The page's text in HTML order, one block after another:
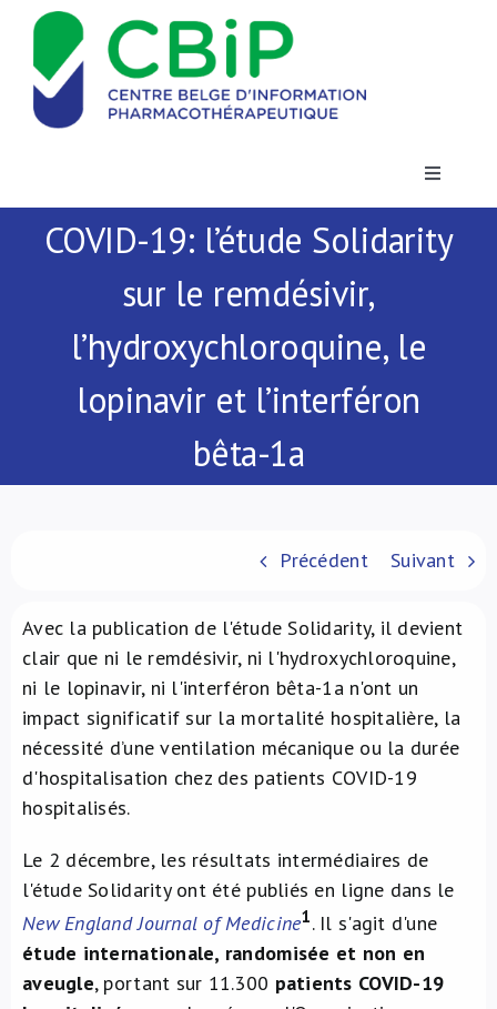
Passer
contenu
Toggle
Actualités
COVID-19: l’étude Solidarity
sur le remdésivir,
l’hydroxychloroquine, le
lopinavir et l’interféron
bêta-1a
Précédent Suivant
Avec la publication de l'étude Solidarity, il devient
clair que ni le remdésivir, ni l'hydroxychloroquine,
ni le lopinavir, ni l'interféron bêta-1a n'ont un
impact significatif sur la mortalité hospitalière, la
nécessité d’une ventilation mécanique ou la durée
d'hospitalisation chez des patients COVID-19
hospitalisés.
Le 2 décembre, les résultats intermédiaires de
l'étude Solidarity ont été publiés en ligne dans le
New England Journal of Medicine1. Il s'agit d'une
étude internationale, randomisée et non en
aveugle, portant sur 11.300 patients COVID-19